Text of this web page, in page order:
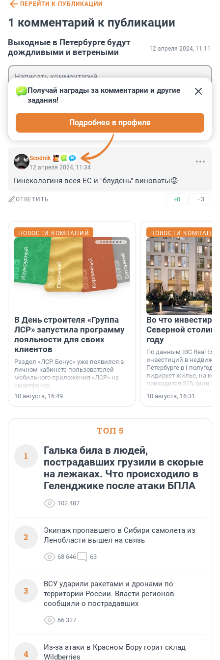
ПЕРЕЙТИ К ПУБЛИКАЦИИ
1 комментарий к публикации
Выходные в Петербурге будут
дождливыми и ветреными
12 апреля 2024, 11:11
Scodnik
Получай награды за комментарии и другие
задания!
Подробнее в профиле
12 апреля 2024, 11:34
Гинекологиня всея ЕС и "блудень" виноваты😡
ОТВЕТИТЬ +0 –3
НОВОСТИ КОМПАНИЙ
В День строителя «Группа
ЛСР» запустила программу
лояльности для своих
клиентов
Раздел «ЛСР. Бонус» уже появился в
личном кабинете пользователей
мобильного приложения «ЛСР» на
смартфонах.
10 августа, 16:49
НОВОСТИ
Во что
Северной
году
По данным IBC Real
инвестиций в
Петербурге в I
лидирует жилье, на
приходится 51% (или
10 августа, 16:31
ТОП 5
1
Галька била в людей,
пострадавших грузили в скорые
на лежаках. Что происходило в
Геленджике после атаки БПЛА
102 487
2
Экипаж пропавшего в Сибири самолета из
Ленобласти вышел на связь
68 646 63
3
ВСУ ударили ракетами и дронами по
территории России. Власти регионов
сообщили о пострадавших
66 327
4
Из-за атаки в Красном Бору горит склад
Wildberries